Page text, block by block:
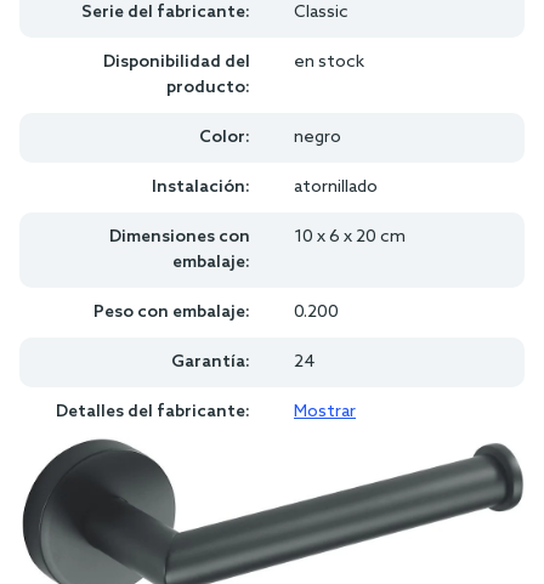
Serie del fabricante: Classic
Disponibilidad del
producto:
en stock
Color: negro
Instalación: atornillado
Dimensiones con
embalaje:
10 x 6 x 20 cm
Peso con embalaje: 0.200
Garantía: 24
Detalles del fabricante: Mostrar